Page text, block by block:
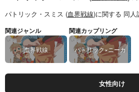
パトリック・スミス (血界戦線)に関する 同人
関連ジャンル
血界戦線
関連カップリング
パトリック×ニーカ
女性向け